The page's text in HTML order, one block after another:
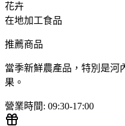
花卉
在地加工食品
推薦商品
當季新鮮農產品，特別是河
果。
營業時間: 09:30-17:00